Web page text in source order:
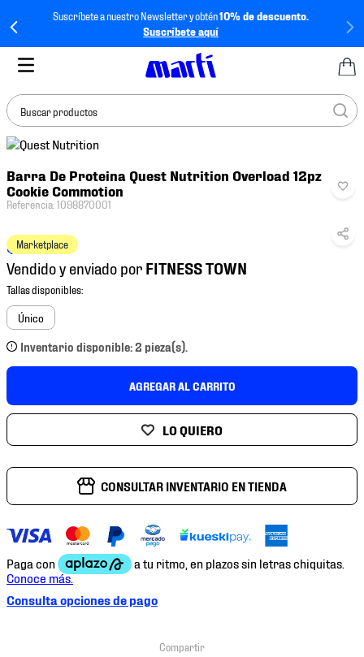
Suscríbete a nuestro Newsletter y obtén10% de descuento.
Suscríbete aquí
Buscar productos
Barra De Proteina Quest Nutrition Overload 12pz
Cookie Commotion
Referencia:1098870001
Marketplace
$ 829.00
Vendido y enviado por
Único
Inventario disponible: 2 pieza(s).
AGREGAR AL CARRITO
CONSULTAR INVENTARIO EN TIENDA
Consulta opciones de pago
BUSCADOS
1.
tenis mujer
3.
tenis
4.
tenis futbol
5.
mochila
6.
jersey